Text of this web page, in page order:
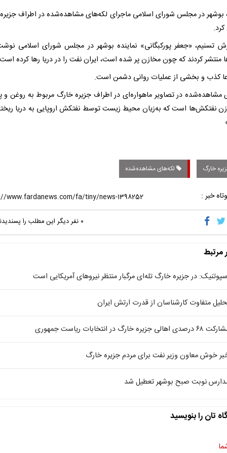
بوشهر در مجلس شورای اسلامی ماجرای لکه‌های مشاهده‌شده در اطراف
کرد.
تسنیم، «جعفر پورکبگانی» نماینده بوشهر در مجلس شورای اسلامی
منتشر کردند که چون مخازن پر شده است، ایران نفت را در دریا رها کرده
کذب و بخشی از عملیات روانی دشمن است.
مشاهده‌شده در تصاویر ماهواره‌ای در اطراف جزیره خارگ مربوط به روغن و
نفتکش‌ها است که به‌زیان محیط زیست توسط نفتکش اروپایی به دریا
خارگ لکه‌های مشاهده‌شده
خبر :
۰ نفر دیگر این مطلب را
مرتبط
در جزیره خارگ تله‌ای مرگبار منتظر نیروهای آمریکایی است
متفاوت کارشناسان از قدرت ارتش ایران
اهالی جزیره خارگ در انتخابات ریاست جمهوری
خوش معاون وزیر نفت برای مردم جزیره خارگ
نوبت صبح بوشهر تعطیل شد
تان را بنویسید